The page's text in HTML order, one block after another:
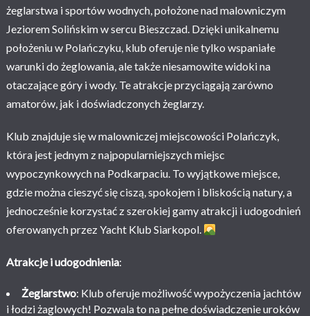
żeglarstwa i sportów wodnych, położone nad malowniczym
Jeziorem Solińskim w sercu Bieszczad. Dzięki unikalnemu
położeniu w Polańczyku, klub oferuje nie tylko wspaniałe
warunki do żeglowania, ale także niesamowite widoki na
otaczające góry i wody. Te atrakcje przyciągają zarówno
amatorów, jak i doświadczonych żeglarzy.
Klub znajduje się w malowniczej miejscowości Polańczyk,
która jest jednym z najpopularniejszych miejsc
wypoczynkowych na Podkarpaciu. To wyjątkowe miejsce,
gdzie można cieszyć się ciszą, spokojem i bliskością natury, a
jednocześnie korzystać z szerokiej gamy atrakcji i udogodnień
oferowanych przez Yacht Klub Siarkopol.
Atrakcje i udogodnienia:
Żeglarstwo: Klub oferuje możliwość wypożyczenia jachtów
i łodzi żaglowych! Pozwala to na pełne doświadczenie uroków